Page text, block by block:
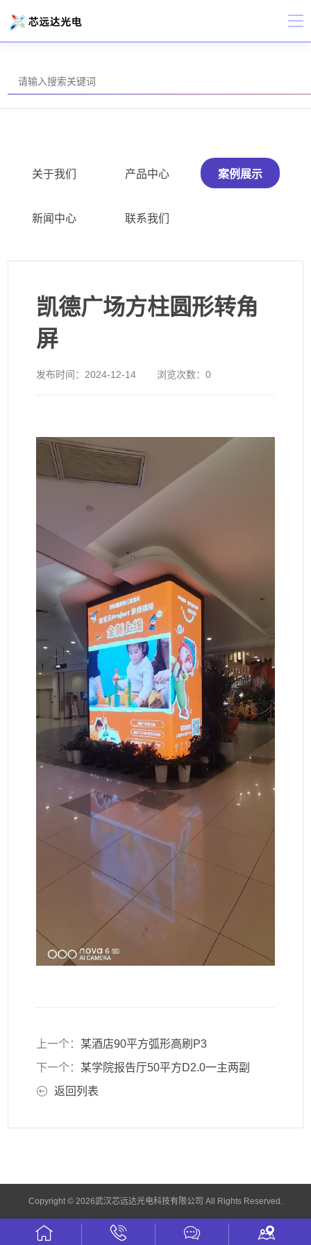
关于我们 产品中心 案例展示
新闻中心 联系我们
凯德广场方柱圆形转角
屏
发布时间： 2024-12-14 浏览次数：0
上一个： 某酒店90平方弧形高刷P3
下一个： 某学院报告厅50平方D2.0一主两副
返回列表
Copyright © 2026武汉芯远达光电科技有限公司 All Rights Reserved.